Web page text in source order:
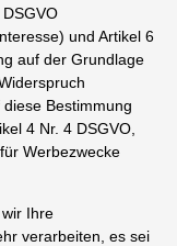
und Artikel 6
auf der Grundlage
Bestimmung
4 Nr. 4 DSGVO,
Werbezwecke
Ihre
verarbeiten, es sei